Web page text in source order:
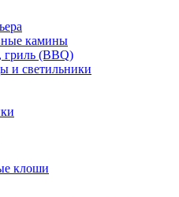
камины
гриль (BBQ)
и светильники
клоши